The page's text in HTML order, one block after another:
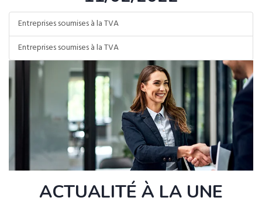
Entreprises soumises à la TVA
Entreprises soumises à la TVA
ACTUALITÉ À LA UNE